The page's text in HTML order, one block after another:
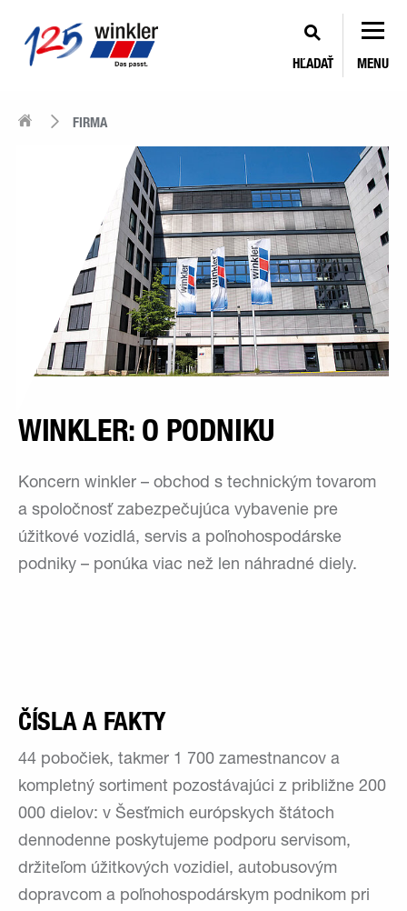
HĽADAŤ MENU
FIRMA
WINKLER: O PODNIKU
Koncern winkler – obchod s technickým tovarom
a spoločnosť zabezpečujúca vybavenie pre
úžitkové vozidlá, servis a poľnohospodárske
podniky – ponúka viac než len náhradné diely.
ČÍSLA A FAKTY
44 pobočiek, takmer 1 700 zamestnancov a
kompletný sortiment pozostávajúci z približne 200
000 dielov: v Šesťmich európskych štátoch
dennodenne poskytujeme podporu servisom,
držiteľom úžitkových vozidiel, autobusovým
dopravcom a poľnohospodárskym podnikom pri